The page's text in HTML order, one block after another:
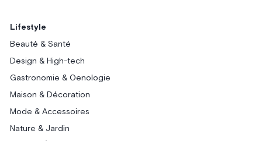
Lifestyle
Beauté & Santé
Design & High-tech
Gastronomie & Oenologie
Maison & Décoration
Mode & Accessoires
Nature & Jardin